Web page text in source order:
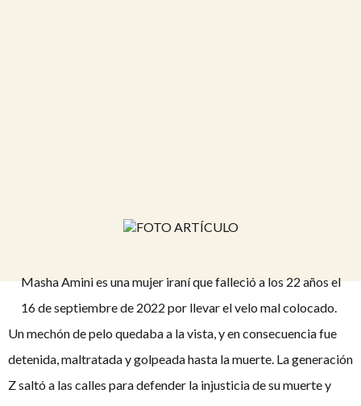
Masha Amini es una mujer iraní que falleció a los 22 años el
16 de septiembre de 2022 por llevar el velo mal colocado.
Un mechón de pelo quedaba a la vista, y en consecuencia fue
detenida, maltratada y golpeada hasta la muerte. La generación
Z saltó a las calles para defender la injusticia de su muerte y